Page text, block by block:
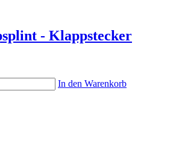
- Klappstecker
In den Warenkorb